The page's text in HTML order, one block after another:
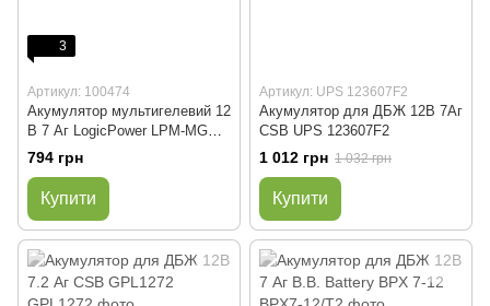
3
Артикул: 100474
Акумулятор мультигелевий 12
В 7 Аг LogicPower LPM-MG
12-7
794 грн
Купити
Артикул: UPS 123607F2
Акумулятор для ДБЖ 12В 7Аг
CSB UPS 123607F2
1 012 грн 1 032 грн
Купити